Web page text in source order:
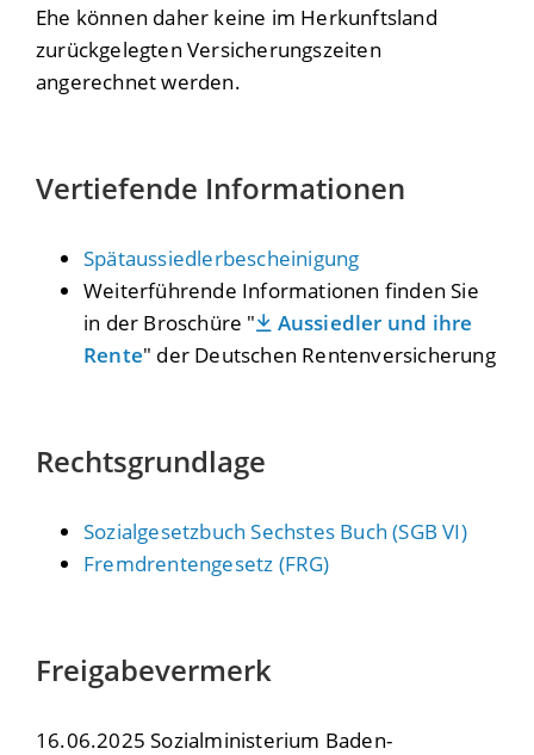
Ehe können daher keine im Herkunftsland
zurückgelegten Versicherungszeiten
angerechnet werden.
Vertiefende Informationen
Spätaussiedlerbescheinigung
Weiterführende Informationen finden Sie
in der Broschüre "
Aussiedler und ihre
Rente" der Deutschen Rentenversicherung
Rechtsgrundlage
Sozialgesetzbuch Sechstes Buch (SGB VI)
Fremdrentengesetz (FRG)
Freigabevermerk
16.06.2025 Sozialministerium Baden-